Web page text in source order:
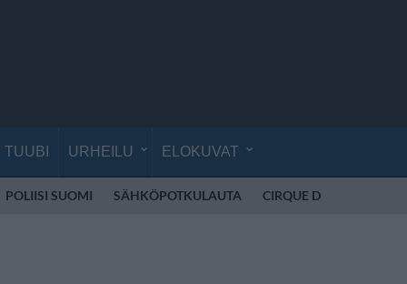
TUUBI URHEILU ELOKUVAT
POLIISI SUOMI SÄHKÖPOTKULAUTA CIRQUE DU SOLEIL